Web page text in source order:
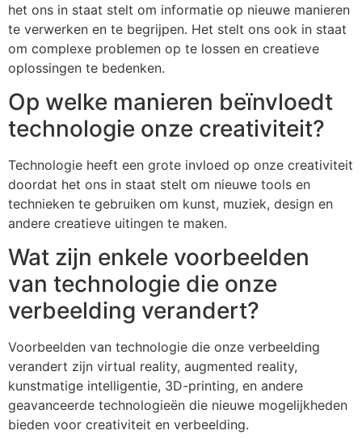
het ons in staat stelt om informatie op nieuwe manieren
te verwerken en te begrijpen. Het stelt ons ook in staat
om complexe problemen op te lossen en creatieve
oplossingen te bedenken.
Op welke manieren beïnvloedt
technologie onze creativiteit?
Technologie heeft een grote invloed op onze creativiteit
doordat het ons in staat stelt om nieuwe tools en
technieken te gebruiken om kunst, muziek, design en
andere creatieve uitingen te maken.
Wat zijn enkele voorbeelden
van technologie die onze
verbeelding verandert?
Voorbeelden van technologie die onze verbeelding
verandert zijn virtual reality, augmented reality,
kunstmatige intelligentie, 3D-printing, en andere
geavanceerde technologieën die nieuwe mogelijkheden
bieden voor creativiteit en verbeelding.